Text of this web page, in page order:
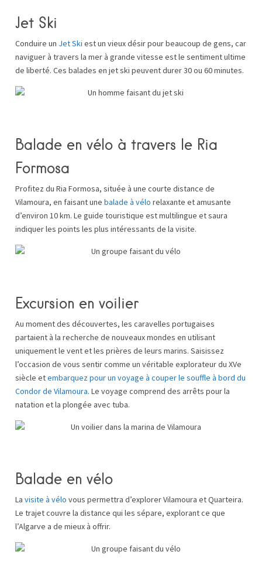
Jet Ski
Conduire un Jet Ski est un vieux désir pour beaucoup de gens, car
naviguer à travers la mer à grande vitesse est le sentiment ultime
de liberté. Ces balades en jet ski peuvent durer 30 ou 60 minutes.
Balade en vélo à travers le Ria
Formosa
Profitez du Ria Formosa, située à une courte distance de
Vilamoura, en faisant une balade à vélo relaxante et amusante
d’environ 10 km. Le guide touristique est multilingue et saura
indiquer les points les plus intéressants de la visite.
Excursion en voilier
Au moment des découvertes, les caravelles portugaises
partaient à la recherche de nouveaux mondes en utilisant
uniquement le vent et les prières de leurs marins. Saisissez
l’occasion de vous sentir comme un véritable explorateur du XVe
siècle etembarquez pour un voyage à couper le souffle à bord du
Condor de Vilamoura. Le voyage comprend des arrêts pour la
natation et la plongée avec tuba.
Balade en vélo
La visite à vélo vous permettra d’explorer Vilamoura et Quarteira.
Le trajet couvre la distance qui les sépare, explorant ce que
l’Algarve a de mieux à offrir.